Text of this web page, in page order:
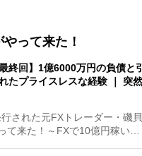
って来た！
最終回】1億6000万円の負債と
たプライスレスな経験 ｜ 突
された元FXトレーダー・磯
て来た！～FXで10億円稼い…